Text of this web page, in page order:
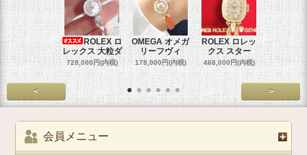
ROLEX ロ
レックス 大粒ダ
728,000円(内税)
OMEGA オメガ
リーフヴィ
178,000円(内税)
ROLEX ロレッ
クス スター
468,000円(内税)
ROLEX
クス
458,000円
< >
会員メニュー